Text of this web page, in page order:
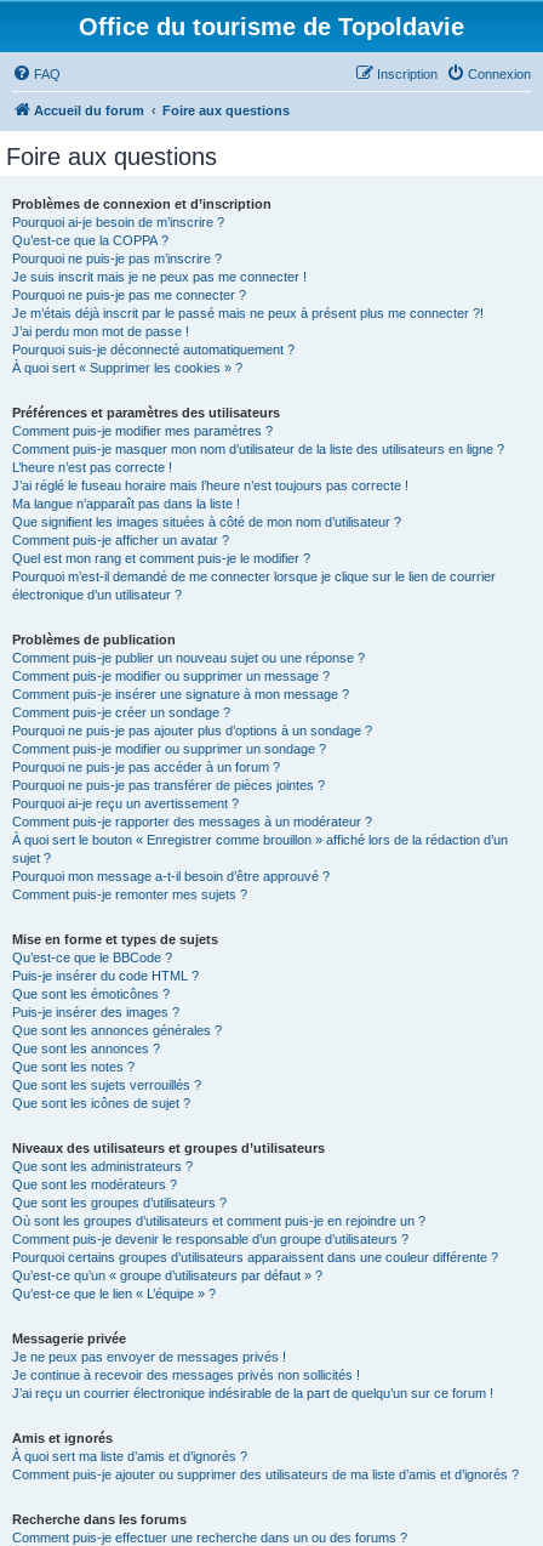
Office du tourisme de Topoldavie
FAQ Connexion
Inscription
Accueil du forum Foire aux questions
Foire aux questions
Problèmes de connexion et d’inscription
Pourquoi ai-je besoin de m’inscrire ?
Qu’est-ce que la COPPA ?
Pourquoi ne puis-je pas m’inscrire ?
Je suis inscrit mais je ne peux pas me connecter !
Pourquoi ne puis-je pas me connecter ?
Je m’étais déjà inscrit par le passé mais ne peux à présent plus me connecter ?!
J’ai perdu mon mot de passe !
Pourquoi suis-je déconnecté automatiquement ?
À quoi sert « Supprimer les cookies » ?
Préférences et paramètres des utilisateurs
Comment puis-je modifier mes paramètres ?
Comment puis-je masquer mon nom d’utilisateur de la liste des utilisateurs en ligne ?
L’heure n’est pas correcte !
J’ai réglé le fuseau horaire mais l’heure n’est toujours pas correcte !
Ma langue n’apparaît pas dans la liste !
Que signifient les images situées à côté de mon nom d’utilisateur ?
Comment puis-je afficher un avatar ?
Quel est mon rang et comment puis-je le modifier ?
Pourquoi m’est-il demandé de me connecter lorsque je clique sur le lien de courrier
électronique d’un utilisateur ?
Problèmes de publication
Comment puis-je publier un nouveau sujet ou une réponse ?
Comment puis-je modifier ou supprimer un message ?
Comment puis-je insérer une signature à mon message ?
Comment puis-je créer un sondage ?
Pourquoi ne puis-je pas ajouter plus d’options à un sondage ?
Comment puis-je modifier ou supprimer un sondage ?
Pourquoi ne puis-je pas accéder à un forum ?
Pourquoi ne puis-je pas transférer de pièces jointes ?
Pourquoi ai-je reçu un avertissement ?
Comment puis-je rapporter des messages à un modérateur ?
À quoi sert le bouton « Enregistrer comme brouillon » affiché lors de la rédaction d’un
sujet ?
Pourquoi mon message a-t-il besoin d’être approuvé ?
Comment puis-je remonter mes sujets ?
Mise en forme et types de sujets
Qu’est-ce que le BBCode ?
Puis-je insérer du code HTML ?
Que sont les émoticônes ?
Puis-je insérer des images ?
Que sont les annonces générales ?
Que sont les annonces ?
Que sont les notes ?
Que sont les sujets verrouillés ?
Que sont les icônes de sujet ?
Niveaux des utilisateurs et groupes d’utilisateurs
Que sont les administrateurs ?
Que sont les modérateurs ?
Que sont les groupes d’utilisateurs ?
Où sont les groupes d’utilisateurs et comment puis-je en rejoindre un ?
Comment puis-je devenir le responsable d’un groupe d’utilisateurs ?
Pourquoi certains groupes d’utilisateurs apparaissent dans une couleur différente ?
Qu’est-ce qu’un « groupe d’utilisateurs par défaut » ?
Qu’est-ce que le lien « L’équipe » ?
Messagerie privée
Je ne peux pas envoyer de messages privés !
Je continue à recevoir des messages privés non sollicités !
J’ai reçu un courrier électronique indésirable de la part de quelqu’un sur ce forum !
Amis et ignorés
À quoi sert ma liste d’amis et d’ignorés ?
Comment puis-je ajouter ou supprimer des utilisateurs de ma liste d’amis et d’ignorés ?
Recherche dans les forums
Comment puis-je effectuer une recherche dans un ou des forums ?